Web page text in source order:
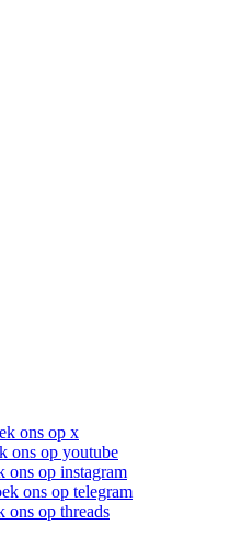
ons op x
ons op youtube
ons op instagram
ons op telegram
ons op threads